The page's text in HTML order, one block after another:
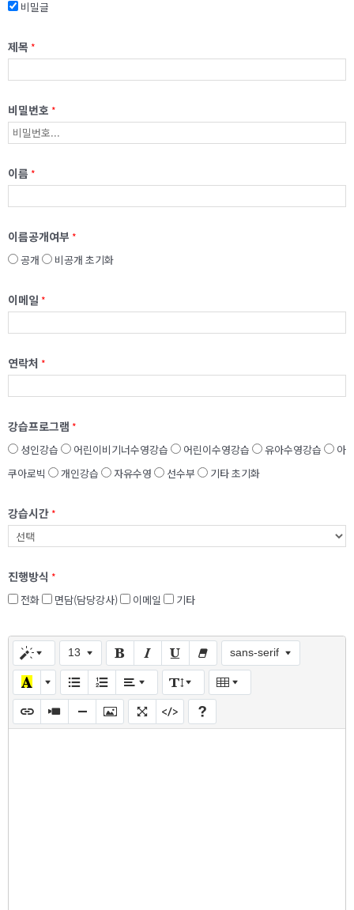
비밀글
제목 *
비밀번호 *
이름 *
이름공개여부 *
공개 비공개 초기화
이메일 *
연락처 *
강습프로그램 *
성인강습 어린이비기너수영강습 어린이수영강습 유아수영강습
아
쿠아로빅
개인강습 자유수영 선수부 기타초기화
강습시간 *
진행방식 *
전화 면담(담당강사) 이메일 기타
13 sans-serif